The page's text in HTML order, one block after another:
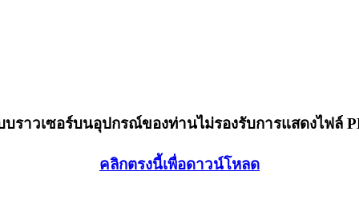
บราวเซอร์บนอุปกรณ์ของท่านไม่รองรับการแสดงไฟล์
คลิกตรงนี้เพื่อดาวน์โหลด